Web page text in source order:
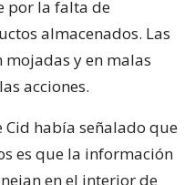
por la falta de
almacenados. Las
y en malas
acciones.
Cid había señalado que
es que la información
en el interior de